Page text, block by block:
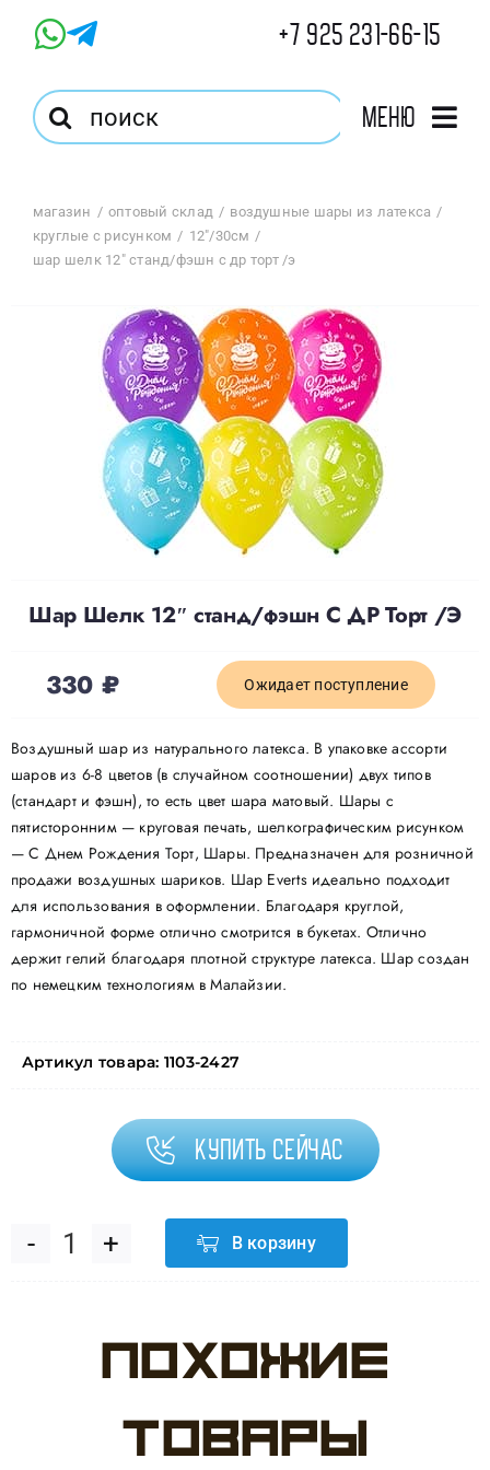
+7 925 231-66-15
Результат
поиска:
Меню
Магазин
Оптовый Магазин
Корзина
Избранное
Доставка
О нас
Отзывы
Контакты
Политика конфиденциальности
магазин оптовый склад
воздушные шары из латекса
круглые с рисунком
12"/30см
шар шелк 12″ станд/фэшн с др торт /э
Шар Шелк 12″ станд/фэшн С ДР Торт /Э
330₽ Ожидает поступление
Воздушный шар из натурального латекса. В упаковке ассорти
шаров из 6-8 цветов (в случайном соотношении) двух типов
(стандарт и фэшн), то есть цвет шара матовый. Шары с
пятисторонним — круговая печать, шелкографическим рисунком
— С Днем Рождения Торт, Шары. Предназначен для розничной
продажи воздушных шариков. Шар Everts идеально подходит
для использования в оформлении. Благодаря круглой,
гармоничной форме отлично смотрится в букетах. Отлично
держит гелий благодаря плотной структуре латекса. Шар создан
по немецким технологиям в Малайзии.
Артикул товара: 1103-2427
Купить сейчас
Количество
Шар
В корзину
Похожие
товары